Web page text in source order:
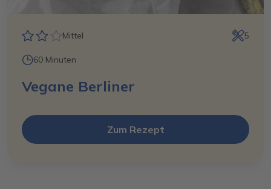
Mittel 5
60 Minuten
Vegane Berliner
Zum Rezept